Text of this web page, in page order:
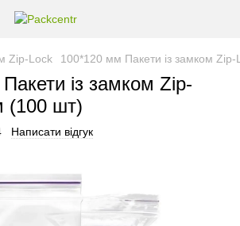
Zip-Lock 100*120 мм Пакети із замком
із замком Zip-
(100 шт)
Написати відгук